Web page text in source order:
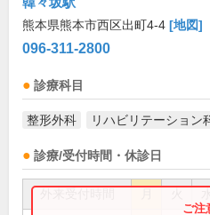
熊本県熊本市西区出町4-4 [地図]
096-311-2800
診療科目
整形外科 リハビリテーション
診療/受付時間・休診日